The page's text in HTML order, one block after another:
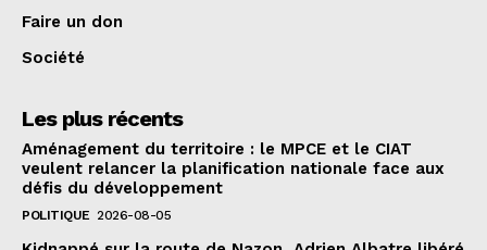
Faire un don
Société
Les plus récents
Aménagement du territoire : le MPCE et le CIAT
veulent relancer la planification nationale face aux
défis du développement
POLITIQUE 2026-08-05